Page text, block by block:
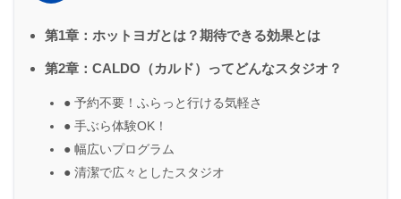
第1章：ホットヨガとは？期待できる効果とは
第2章：CALDO（カルド）ってどんなスタジオ？
● 予約不要！ふらっと行ける気軽さ
● 手ぶら体験OK！
● 幅広いプログラム
● 清潔で広々としたスタジオ